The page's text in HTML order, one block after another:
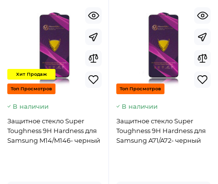
Хит Продаж
Топ Просмотров
В наличии
Защитное стекло Super
Toughness 9H Hardness для
Samsung M14/M146- черный
Топ Просмотров
В наличии
Защитное стекло Super
Toughness 9H Hardness для
Samsung A71/A72- черный